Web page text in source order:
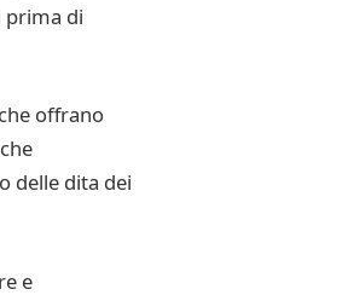
prima di
offrano
delle dita dei
e